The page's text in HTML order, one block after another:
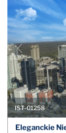
IST-01258
Eleganckie